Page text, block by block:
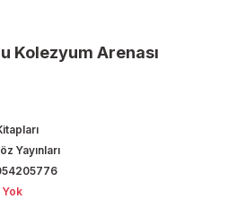
Kolezyum Arenası
Yayınları
Yok